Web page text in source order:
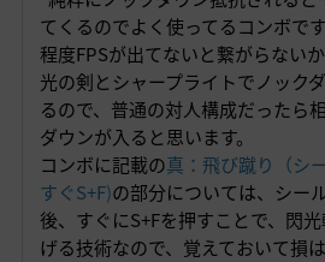
てくるのでよく使ってるコンボで
程度FPSが出てないと繋がらない
光の剣とシャープライトでノック
るので、普通の対人構成だったら
ダウンが入ると思います。
コンボに記載の真：飛び蹴り（シ
すぐS+F)の部分については、シー
後、すぐにS+Fを押すことで、閃
げる技術なので、覚えておいて損